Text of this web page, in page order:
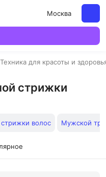
Москва
Техника для красоты и
стрижки
волос Мужской